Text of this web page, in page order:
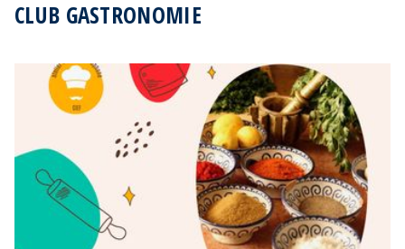
CLUB GASTRONOMIE